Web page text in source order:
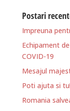
Postari
Impreuna
Echipament
COVID-19
Mesajul
Poti ajuta si
Romania